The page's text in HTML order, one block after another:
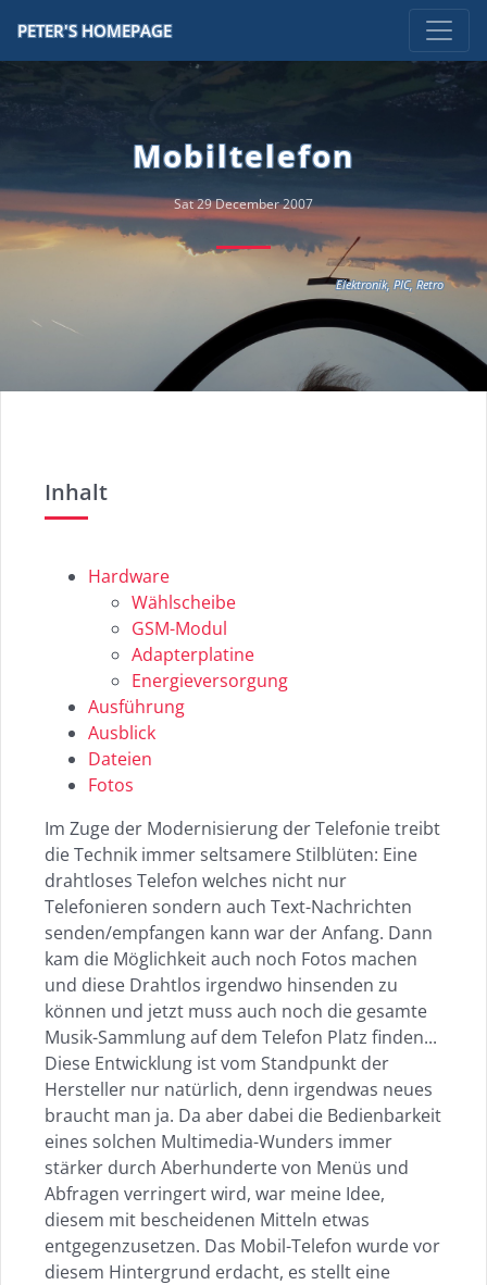
PETER'S HOMEPAGE
Mobiltelefon
Sat 29 December 2007
Elektronik,PIC,Retro
Inhalt
Hardware
Wählscheibe
GSM-Modul
Adapterplatine
Energieversorgung
Ausführung
Ausblick
Dateien
Fotos
Im Zuge der Modernisierung der Telefonie treibt
die Technik immer seltsamere Stilblüten: Eine
drahtloses Telefon welches nicht nur
Telefonieren sondern auch Text-Nachrichten
senden/empfangen kann war der Anfang. Dann
kam die Möglichkeit auch noch Fotos machen
und diese Drahtlos irgendwo hinsenden zu
können und jetzt muss auch noch die gesamte
Musik-Sammlung auf dem Telefon Platz finden...
Diese Entwicklung ist vom Standpunkt der
Hersteller nur natürlich, denn irgendwas neues
braucht man ja. Da aber dabei die Bedienbarkeit
eines solchen Multimedia-Wunders immer
stärker durch Aberhunderte von Menüs und
Abfragen verringert wird, war meine Idee,
diesem mit bescheidenen Mitteln etwas
entgegenzusetzen. Das Mobil-Telefon wurde vor
diesem Hintergrund erdacht, es stellt eine